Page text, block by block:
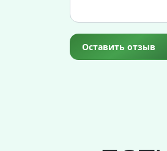
Оставить отзыв